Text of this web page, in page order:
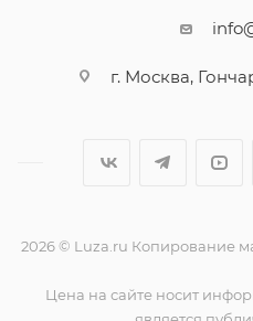
г. Москва,
2026 © Luza.ru Копирование
Цена на сайте носит